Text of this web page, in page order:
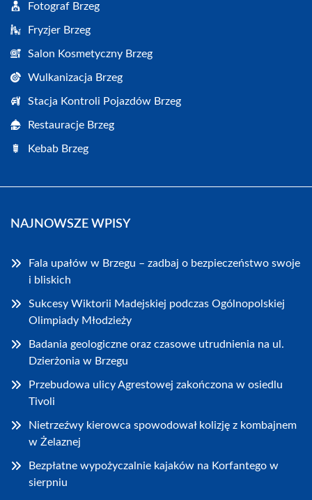
Fotograf Brzeg
Fryzjer Brzeg
Salon Kosmetyczny Brzeg
Wulkanizacja Brzeg
Stacja Kontroli Pojazdów Brzeg
Restauracje Brzeg
Kebab Brzeg
NAJNOWSZE WPISY
Fala upałów w Brzegu – zadbaj o bezpieczeństwo swoje
i bliskich
Sukcesy Wiktorii Madejskiej podczas Ogólnopolskiej
Olimpiady Młodzieży
Badania geologiczne oraz czasowe utrudnienia na ul.
Dzierżonia w Brzegu
Przebudowa ulicy Agrestowej zakończona w osiedlu
Tivoli
Nietrzeźwy kierowca spowodował kolizję z kombajnem
w Żelaznej
Bezpłatne wypożyczalnie kajaków na Korfantego w
sierpniu